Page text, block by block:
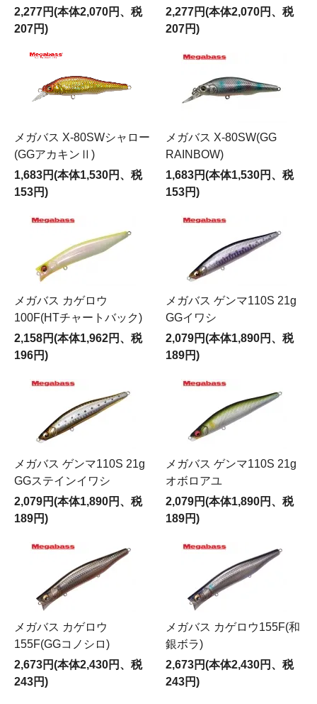
2,277円(本体2,070円、税
207円)
2,277円(本体2,070円、税
207円)
メガバス X-80SWシャロー
(GGアカキンⅡ)
1,683円(本体1,530円、税
153円)
メガバス X-80SW(GG
RAINBOW)
1,683円(本体1,530円、税
153円)
メガバス カゲロウ
100F(HTチャートバック)
2,158円(本体1,962円、税
196円)
メガバス ゲンマ110S 21g
GGイワシ
2,079円(本体1,890円、税
189円)
メガバス ゲンマ110S 21g
GGステインイワシ
2,079円(本体1,890円、税
189円)
メガバス ゲンマ110S 21g
オボロアユ
2,079円(本体1,890円、税
189円)
メガバス カゲロウ
155F(GGコノシロ)
2,673円(本体2,430円、税
243円)
メガバス カゲロウ155F(和
銀ボラ)
2,673円(本体2,430円、税
243円)